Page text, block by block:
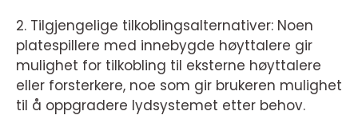
2. Tilgjengelige tilkoblingsalternativer: Noen
platespillere med innebygde høyttalere gir
mulighet for tilkobling til eksterne høyttalere
eller forsterkere, noe som gir brukeren mulighet
til å oppgradere lydsystemet etter behov.